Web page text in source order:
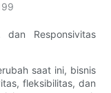
dan Responsivitas
saat ini, bisnis
fleksibilitas, dan